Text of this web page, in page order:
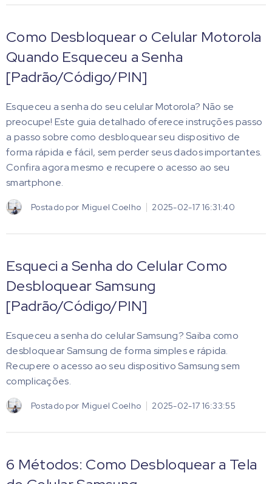
Como Desbloquear o Celular Motorola
Quando Esqueceu a Senha
[Padrão/Código/PIN]
Esqueceu a senha do seu celular Motorola? Não se
preocupe! Este guia detalhado oferece instruções passo
a passo sobre como desbloquear seu dispositivo de
forma rápida e fácil, sem perder seus dados importantes.
Confira agora mesmo e recupere o acesso ao seu
smartphone.
Postado por Miguel Coelho 2025-02-17 16:31:40
Esqueci a Senha do Celular Como
Desbloquear Samsung
[Padrão/Código/PIN]
Esqueceu a senha do celular Samsung? Saiba como
desbloquear Samsung de forma simples e rápida.
Recupere o acesso ao seu dispositivo Samsung sem
complicações.
Postado por Miguel Coelho 2025-02-17 16:33:55
6 Métodos: Como Desbloquear a Tela